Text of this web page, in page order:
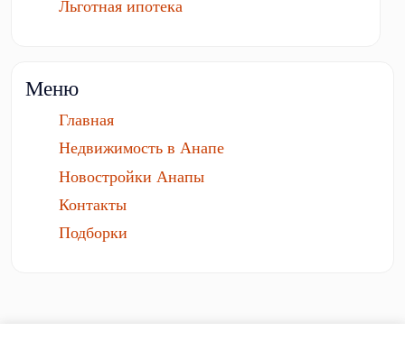
Льготная ипотека
Меню
Главная
Недвижимость в Анапе
Новостройки Анапы
Контакты
Подборки